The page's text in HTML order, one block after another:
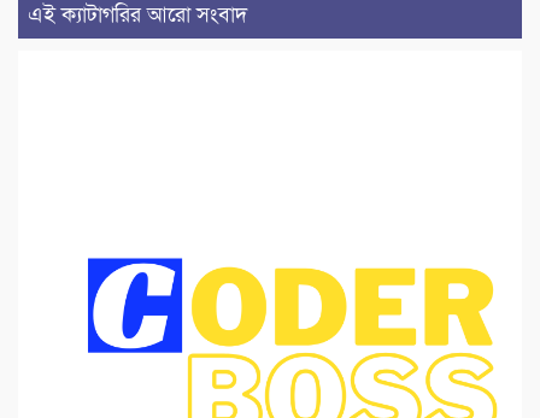
এই ক্যাটাগরির আরো সংবাদ